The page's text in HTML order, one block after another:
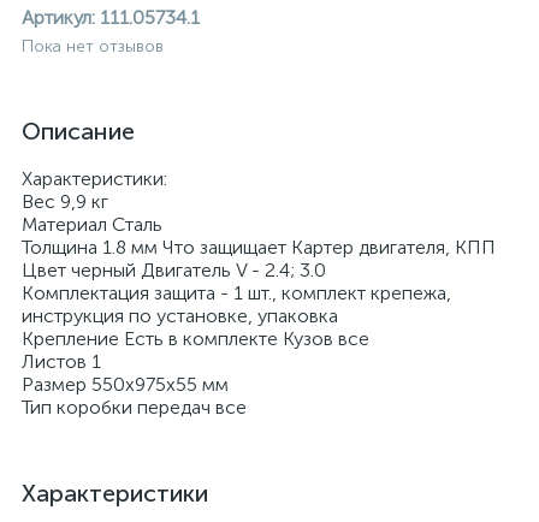
Артикул: 111.05734.1
Пока нет отзывов
Описание
Характеристики:
Вес 9,9 кг
Материал Сталь
Толщина 1.8 мм Что защищает Картер двигателя, КПП
Цвет черный Двигатель V - 2.4; 3.0
Комплектация защита - 1 шт., комплект крепежа,
инструкция по установке, упаковка
Крепление Есть в комплекте Кузов все
Листов 1
Размер 550х975х55 мм
Тип коробки передач все
Характеристики